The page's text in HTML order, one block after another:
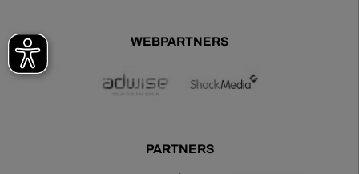
WEBPARTNERS
PARTNERS